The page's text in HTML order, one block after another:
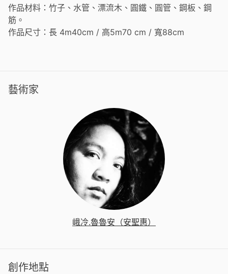
作品材料：竹子、水管、漂流木、圓鐵、圓管、鋼板、鋼
筋。
作品尺寸：長 4m40cm / 高5m70 cm / 寬88cm
藝術家
峨冷.魯魯安（安聖惠）
創作地點